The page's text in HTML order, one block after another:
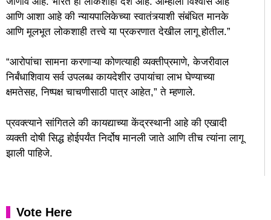
आणि आशा आहे की न्यायपालिकेच्या स्वातंत्र्याशी संबंधित मानके
आणि मूलभूत लोकशाही तत्त्वे या प्रकरणात देखील लागू होतील.”
“आरोपांचा सामना करणाऱ्या कोणत्याही व्यक्तीप्रमाणे, केजरीवाल
निर्बंधाशिवाय सर्व उपलब्ध कायदेशीर उपायांचा लाभ घेण्याच्या
क्षमतेसह, निष्पक्ष चाचणीसाठी पात्र आहेत,” ते म्हणाले.
प्रवक्त्याने सांगितले की कायद्याच्या केंद्रस्थानी आहे की एखादी
व्यक्ती दोषी सिद्ध होईपर्यंत निर्दोष मानली जाते आणि तीच त्यांना लागू
झाली पाहिजे.
Vote Here